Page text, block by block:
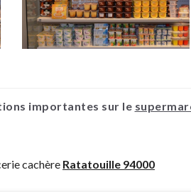
importantes sur le
cachère Ratatouille 94000